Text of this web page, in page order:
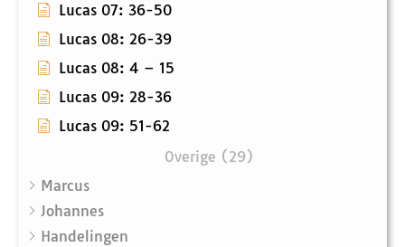
Lucas 07: 36-50
Lucas 08: 26-39
Lucas 08: 4 – 15
Lucas 09: 28-36
Lucas 09: 51-62
Overige (29)
Marcus
Johannes
Handelingen